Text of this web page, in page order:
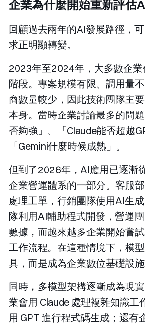
企業為什麼開始重新評估
回顧過去兩年的AI發展路徑，
求正明顯轉變。
2023年至2024年，大多數企業
階段。專案規模有限、調用量
商數量較少，因此技術團隊主
本身。當時企業討論最多的問
否夠強」、「Claude能否超越
「Gemini什麼時候成熟」。
但到了2026年，AI應用已逐漸
企業營運體系的一部分。客服
處理工單，行銷團隊使用AI生
隊利用AI輔助程式開發，營運
數據，而越來越多企業開始嘗
工作流程。在這種情境下，模
具，而是成為企業數位基礎設施
同時，多模型架構逐漸成為現
業會用 Claude 處理複雜知識工
用 GPT 進行程式碼生成；還有